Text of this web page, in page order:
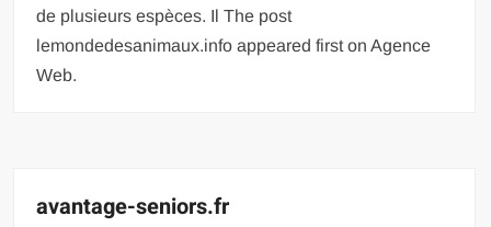
de plusieurs espèces. Il The post
lemondedesanimaux.info appeared first on Agence
Web.
avantage-seniors.fr